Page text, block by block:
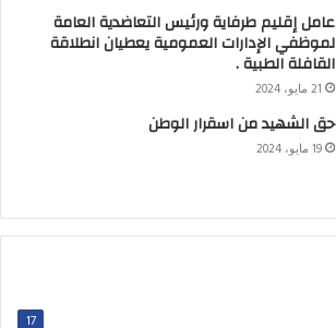
عامل إقليم طرفاية ورئيس التعاضدية العامة
لموظفي الإدارات العمومية يعطيان انطلاقة
القافلة الطبية .
21 مايو، 2024
حق الشهيد من اسقرار الوطن
19 مايو، 2024
17